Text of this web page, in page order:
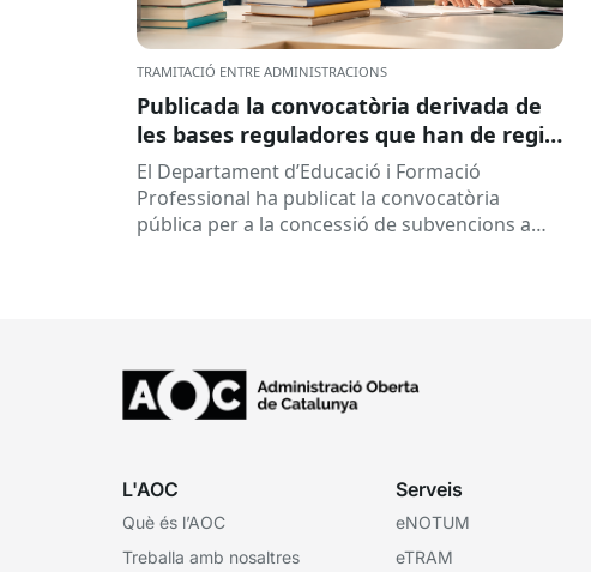
TRAMITACIÓ ENTRE ADMINISTRACIONS
Publicada la convocatòria derivada de
les bases reguladores que han de regir
la concessió de subvencions a centres
educatius, per al desenvolupament de
programes de formació i inserció,
El Departament d’Educació i Formació
Professional ha publicat la convocatòria
pública per a la concessió de subvencions a
L'AOC
Què és l’AOC
Treballa amb nosaltres
Serveis
eNOTUM
eTRAM